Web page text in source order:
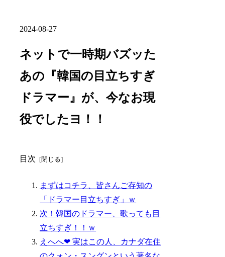
2024-08-27
ネットで一時期バズッた
あの『韓国の目立ちすぎ
ドラマー』が、今なお現
役でしたヨ！！
目次
まずはコチラ、皆さんご存知の
「ドラマー目立ちすぎ」ｗ
次！韓国のドラマー、歌っても目
立ちすぎ！！ｗ
えへへ❤ 実はこの人、カナダ在住